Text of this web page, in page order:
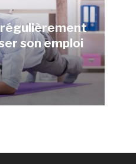
régulièrement
son emploi